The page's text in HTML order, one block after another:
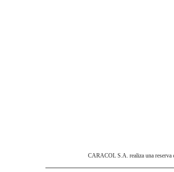
CARACOL S.A. realiza una reserva